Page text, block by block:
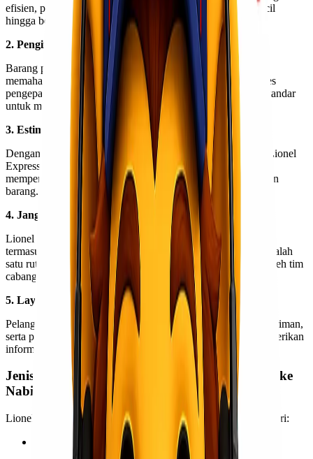
efisien, pelanggan dapat mengirim barang dalam jumlah kecil
hingga besar tanpa khawatir biaya membengkak.
2. Pengiriman Aman dan Diawasi Profesional
Barang pelanggan di-handle oleh tim berpengalaman yang
memahami karakteristik pengiriman di wilayah Papua. Proses
pengepakan, penyortiran, hingga loading dilakukan sesuai standar
untuk memastikan barang tiba dalam keadaan baik.
3. Estimasi Pengiriman yang Jelas dan Tepat
Dengan jalur darat, laut, dan udara yang sudah terintegrasi, Lionel
Express memberikan estimasi sampai yang akurat. Hal ini
mempermudah pelanggan dalam mengatur jadwal penerimaan
barang.
4. Jangkauan Luas di Papua
Lionel Express melayani berbagai kota dan distrik di Papua,
termasuk pengiriman dari Jayapura ke Nabire yang menjadi salah
satu rute favorit. Penanganan distribusi dilakukan langsung oleh tim
cabang sehingga lebih cepat dan efisien.
5. Layanan Customer Service Cepat & Responsif
Pelanggan dapat bertanya kapan saja terkait tarif, status pengiriman,
serta pengecekan barang karena tim support selalu siap memberikan
informasi lengkap.
Jenis Barang yang Bisa Dikirim dari Jayapura ke
Nabire
Lionel Express dapat mengirim berbagai jenis barang mulai dari:
Barang kebutuhan sehari-hari